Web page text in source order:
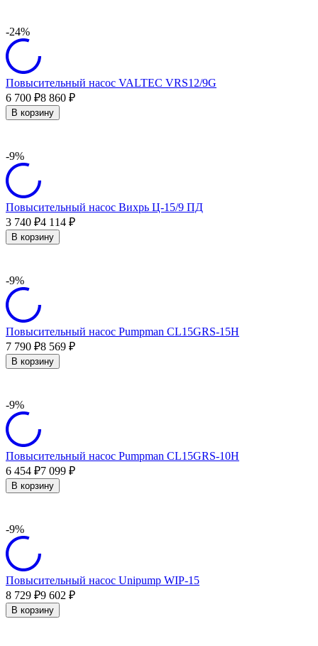
-24%
Повысительный насос VALTEC VRS12/9G
6 700 ₽8 860 ₽
В корзину
-9%
Повысительный насос Вихрь Ц-15/9 ПД
3 740 ₽4 114 ₽
В корзину
-9%
Повысительный насос Pumpman CL15GRS-15H
7 790 ₽8 569 ₽
В корзину
-9%
Повысительный насос Pumpman CL15GRS-10H
6 454 ₽7 099 ₽
В корзину
-9%
Повысительный насос Unipump WIP-15
8 729 ₽9 602 ₽
В корзину